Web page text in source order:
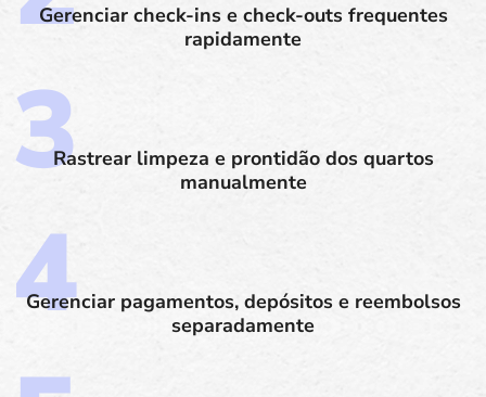
Gerenciar check-ins e check-outs frequentes
rapidamente
Rastrear limpeza e prontidão dos quartos
manualmente
Gerenciar pagamentos, depósitos e reembolsos
separadamente